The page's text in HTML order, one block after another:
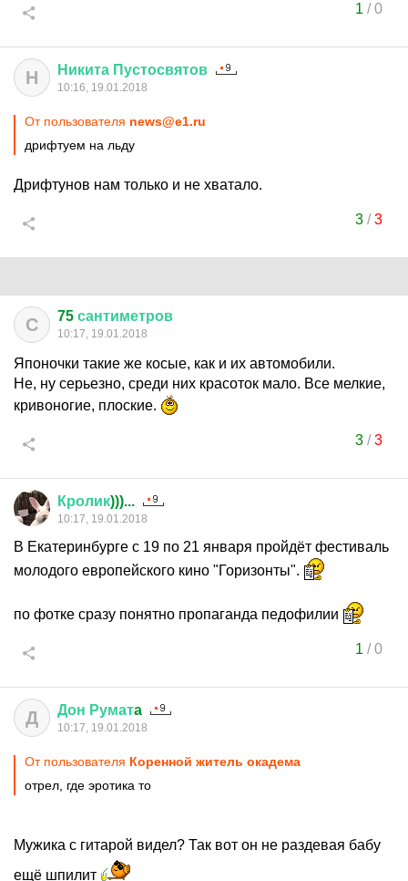
1 /0
Н Никита Пустосвятов
10:16, 19.01.2018
От пользователя news@e1.ru
дрифтуем на льду
Дрифтунов нам только и не хватало.
3/3
С 75 сантиметров
10:17, 19.01.2018
Японочки такие же косые, как и их автомобили.
Не, ну серьезно, среди них красоток мало. Все мелкие,
кривоногие, плоские.
3/3
Кролик)))...
10:17, 19.01.2018
В Екатеринбурге с 19 по 21 января пройдёт фестиваль
молодого европейского кино "Горизонты".
по фотке сразу понятно пропаганда педофилии
1 /0
Д Дон Руматa
10:17, 19.01.2018
От пользователя Коренной житель окадема
отрел, где эротика то
Мужика с гитарой видел? Так вот он не раздевая бабу
ещё шпилит